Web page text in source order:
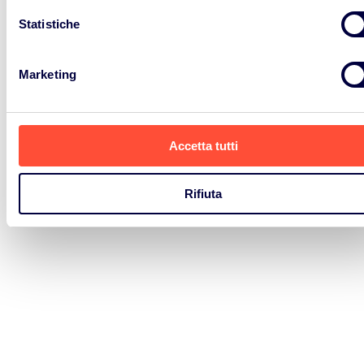
Statistiche
Marketing
Accetta tutti
Rifiuta
Notizie ed Eventi
eventi sia di ERP Italia che del Gruppo ERP
Landbell.